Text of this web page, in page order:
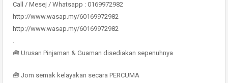
Call / Mesej / Whatsapp : 0169972982
http://www.wasap.my/60169972982
http://www.wasap.my/60169972982
.
🧰 Urusan Pinjaman & Guaman disediakan sepenuhnya
🧰 Jom semak kelayakan secara PERCUMA